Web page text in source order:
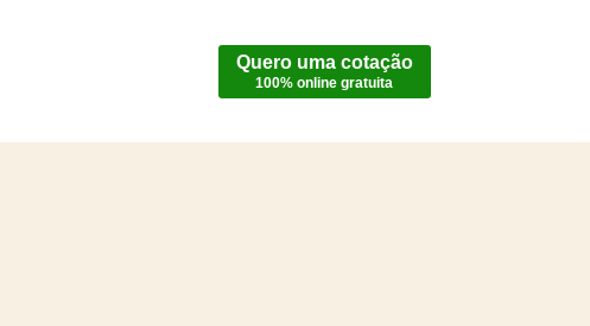
Quero uma cotação
100% online gratuita